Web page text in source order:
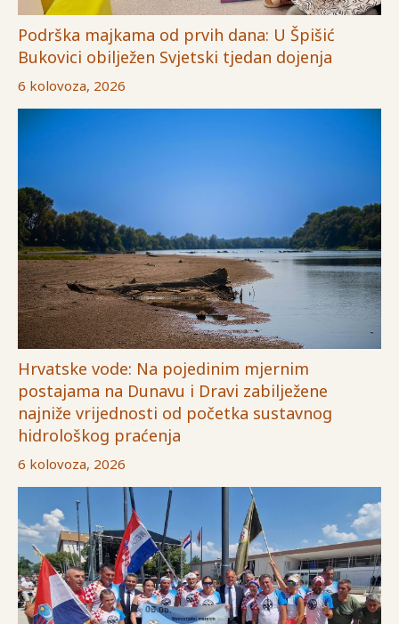
Podrška majkama od prvih dana: U Špišić
Bukovici obilježen Svjetski tjedan dojenja
6 kolovoza, 2026
Hrvatske vode: Na pojedinim mjernim
postajama na Dunavu i Dravi zabilježene
najniže vrijednosti od početka sustavnog
hidrološkog praćenja
6 kolovoza, 2026